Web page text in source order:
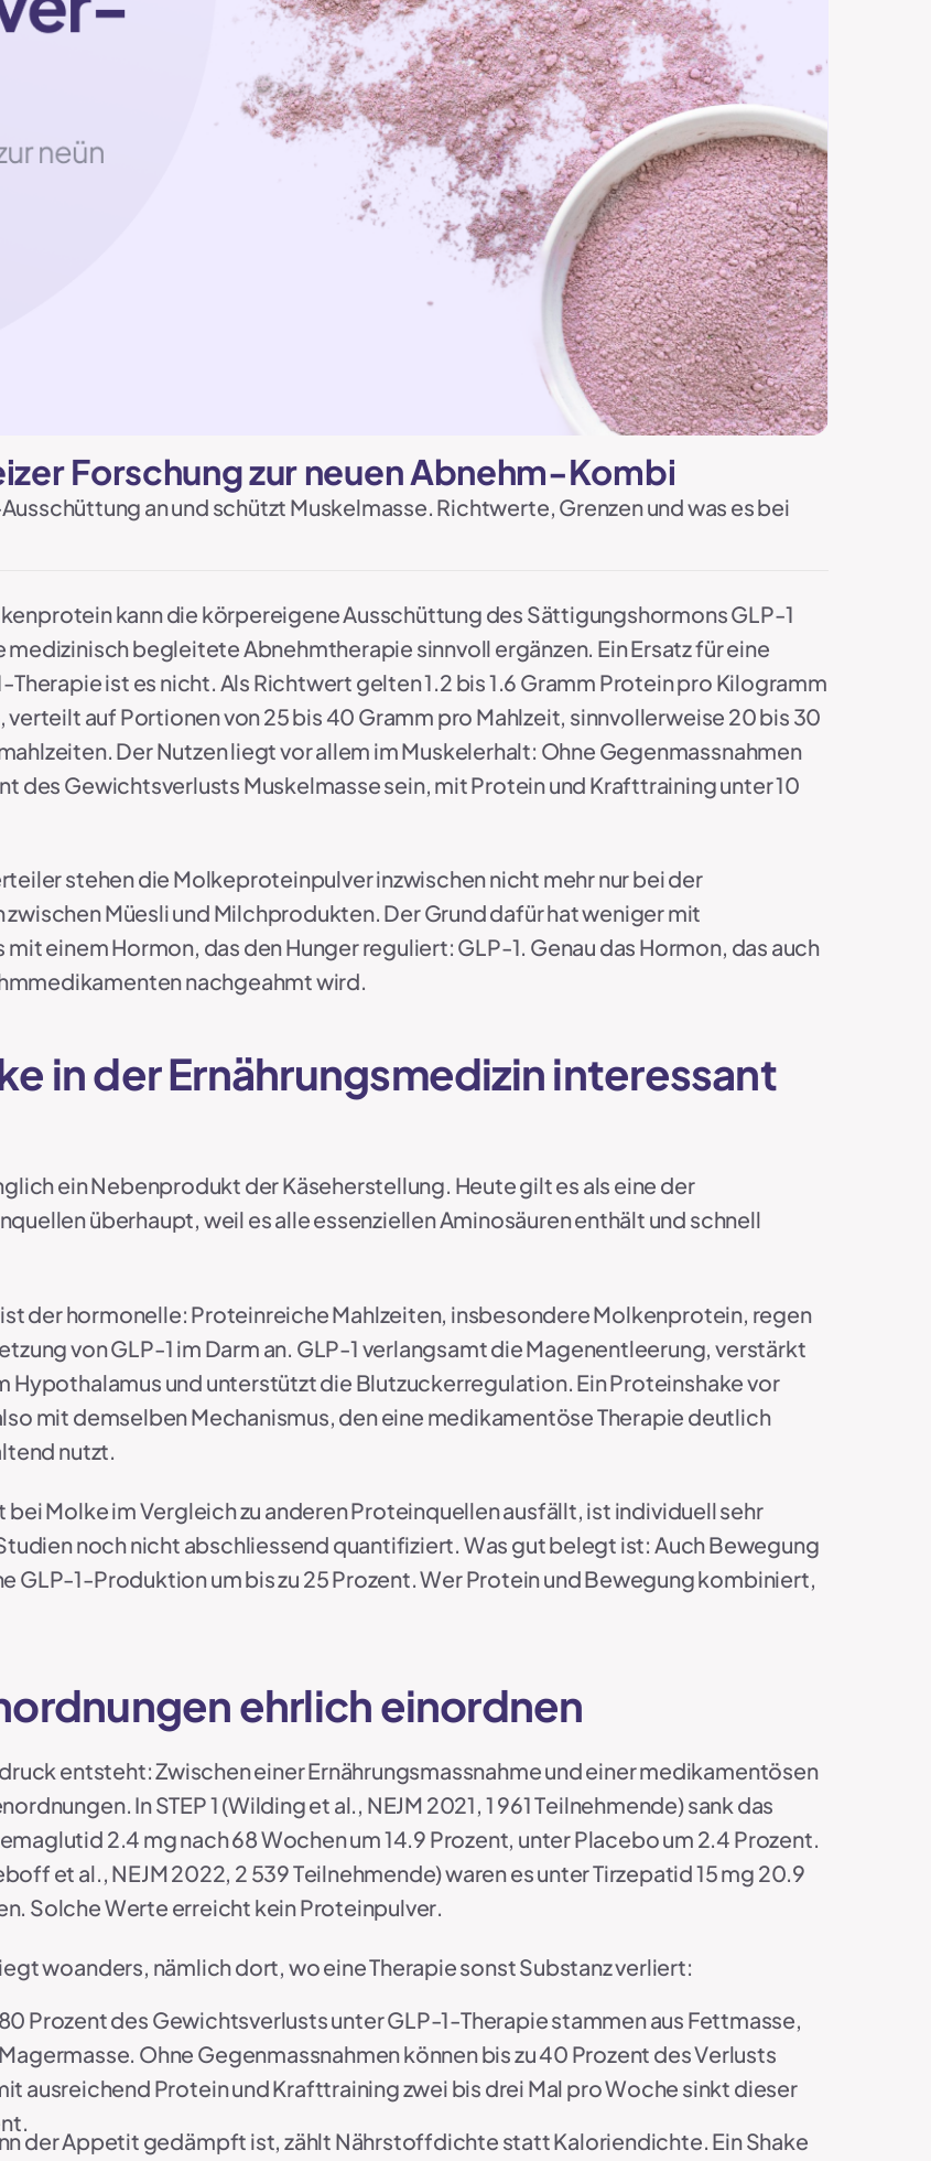
Forschung zur neuen Abnehm-Kombi
an und schützt Muskelmasse. Richtwerte, Grenzen und was es bei
kann die körpereigene Ausschüttung des Sättigungshormons GLP-1
medizinisch begleitete Abnehmtherapie sinnvoll ergänzen. Ein Ersatz für eine
ist es nicht. Als Richtwert gelten 1.2 bis 1.6 Gramm Protein pro Kilogramm
auf Portionen von 25 bis 40 Gramm pro Mahlzeit, sinnvollerweise 20 bis 30
Der Nutzen liegt vor allem im Muskelerhalt: Ohne Gegenmassnahmen
des Gewichtsverlusts Muskelmasse sein, mit Protein und Krafttraining unter 10
stehen die Molkeproteinpulver inzwischen nicht mehr nur bei der
Müesli und Milchprodukten. Der Grund dafür hat weniger mit
mit einem Hormon, das den Hunger reguliert: GLP-1. Genau das Hormon, das auch
nachgeahmt wird.
in der Ernährungsmedizin interessant
ein Nebenprodukt der Käseherstellung. Heute gilt es als eine der
überhaupt, weil es alle essenziellen Aminosäuren enthält und schnell
der hormonelle: Proteinreiche Mahlzeiten, insbesondere Molkenprotein, regen
von GLP-1 im Darm an. GLP-1 verlangsamt die Magenentleerung, verstärkt
Hypothalamus und unterstützt die Blutzuckerregulation. Ein Proteinshake vor
mit demselben Mechanismus, den eine medikamentöse Therapie deutlich
nutzt.
Molke im Vergleich zu anderen Proteinquellen ausfällt, ist individuell sehr
noch nicht abschliessend quantifiziert. Was gut belegt ist: Auch Bewegung
GLP-1-Produktion um bis zu 25 Prozent. Wer Protein und Bewegung kombiniert,
ehrlich einordnen
entsteht: Zwischen einer Ernährungsmassnahme und einer medikamentösen
In STEP 1 (Wilding et al., NEJM 2021, 1 961 Teilnehmende) sank das
2.4 mg nach 68 Wochen um 14.9 Prozent, unter Placebo um 2.4 Prozent.
et al., NEJM 2022, 2 539 Teilnehmende) waren es unter Tirzepatid 15 mg 20.9
Solche Werte erreicht kein Proteinpulver.
woanders, nämlich dort, wo eine Therapie sonst Substanz verliert:
Prozent des Gewichtsverlusts unter GLP-1-Therapie stammen aus Fettmasse,
Ohne Gegenmassnahmen können bis zu 40 Prozent des Verlusts
ausreichend Protein und Krafttraining zwei bis drei Mal pro Woche sinkt dieser
der Appetit gedämpft ist, zählt Nährstoffdichte statt Kaloriendichte. Ein Shake